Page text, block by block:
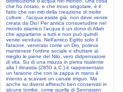
che ho notato, e che trovo singolare, è il
fatto che nei miti della creazione di molte
culture , l'acqua esiste già, non deve venire
creata da Dio! Per antica consuetudine nel
mondo islamico l'acqua è un dono di Allah
che appartiene a tutti e non può quindi
venire venduta. Nell'antico Egitto solo il
faraone, venerato come un Dio, poteva
mantenere l'ordine sociale e sfruttare al
meglio le piene del Nilo, vero didpensatore
di vita. Su di una mazza in pietra risalente
alla I dinastia (2850 a.C.) è rappresentato
un faraone che con la zappa in mano è
intento a scavare un canale irriguo. Ma
anche su diversi affreschi ben conservati in
alcune tombe, come quella di Sennegen